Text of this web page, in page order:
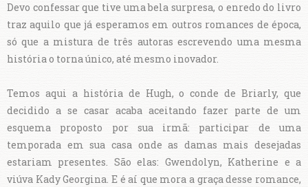
Devo confessar que tive uma bela surpresa, o enredo do livro
traz aquilo que já esperamos em outros romances de época,
só que a mistura de três autoras escrevendo uma mesma
história o torna único, até mesmo inovador.
Temos aqui a história de Hugh, o conde de Briarly, que
decidido a se casar acaba aceitando fazer parte de um
esquema proposto por sua irmã: participar de uma
temporada em sua casa onde as damas mais desejadas
estariam presentes. São elas: Gwendolyn, Katherine e a
viúva Kady Georgina. E é aí que mora a graça desse romance,